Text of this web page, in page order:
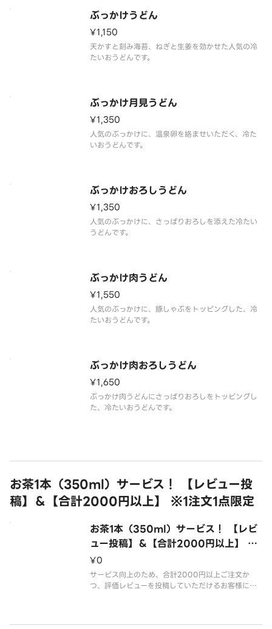
ぶっかけうどん
¥1,150
天かすと刻み海苔、ねぎと生姜を効かせた人気の冷
たいおうどんです。
ぶっかけ月見うどん
¥1,350
人気のぶっかけに、温泉卵を絡ませいただく、冷た
いおうどんです。
ぶっかけおろしうどん
¥1,350
人気のぶっかけに、さっぱりおろしを添えた冷たい
うどんです。
ぶっかけ肉うどん
¥1,550
人気のぶっかけに、豚しゃぶをトッピングした、冷
たいおうどんです。
ぶっかけ肉おろしうどん
¥1,650
ぶっかけ肉うどんにさっぱりおろしをトッピングし
た、冷たいおうどんです。
お茶1本（350ml）サービス！ 【レビュー投
稿】＆【合計2000円以上】 ※1注文1点限定
お茶1本（350ml）サービス！ 【レビ
ュー投稿】＆【合計2000円以上】 ※1
注文1点限定
¥0
サービス向上のため、合計2000円以上ご注文か
つ、評価レビューを投稿していただけるお客様には